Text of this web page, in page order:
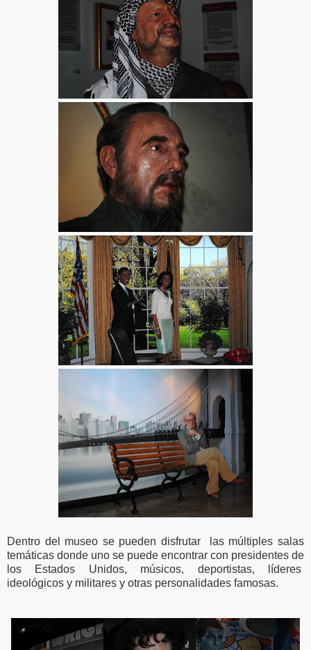
Dentro del museo se pueden disfrutar las múltiples salas
temáticas donde uno se puede encontrar con presidentes de
los Estados Unidos, músicos, deportistas, líderes
ideológicos y militares y otras personalidades famosas.